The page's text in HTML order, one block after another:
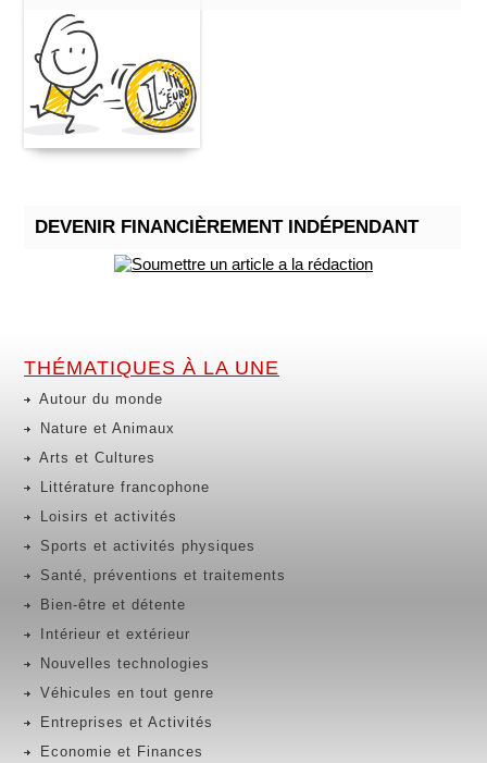
DEVENIR FINANCIÈREMENT INDÉPENDANT
THÉMATIQUES À LA UNE
Autour du monde
Nature et Animaux
Arts et Cultures
Littérature francophone
Loisirs et activités
Sports et activités physiques
Santé, préventions et traitements
Bien-être et détente
Intérieur et extérieur
Nouvelles technologies
Véhicules en tout genre
Entreprises et Activités
Economie et Finances